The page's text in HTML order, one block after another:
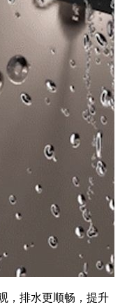
，排水更顺畅，提升